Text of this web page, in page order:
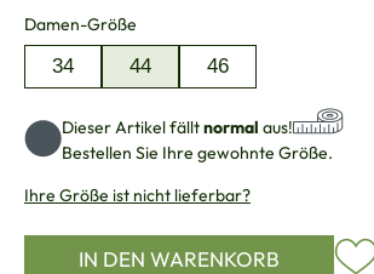
Damen-Größe
34 44 46
Dieser Artikel fälltnormal aus!
Bestellen Sie Ihre gewohnte Größe.
Ihre Größe ist nicht lieferbar?
IN DEN WARENKORB